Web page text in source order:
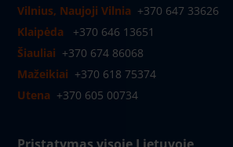
Vilnius, Naujoji Vilnia +370 647 33626
Klaipėda
+370 646 13651
Šiauliai +370 674 86068
Mažeikiai +370 618 75374
Utena +370 605 00734